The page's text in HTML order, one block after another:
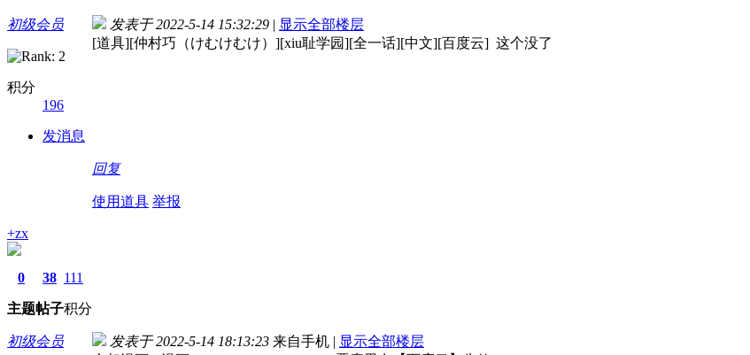
初级会员
积分
196
发消息
发表于 2022-5-14 15:32:29 | 显示全部楼层
[道具][仲村巧（けむけむけ）][xiu耻学园][全一话][中文][百度云] 这个没了
回复
使用道具 举报
+zx
0
主题
38
帖子
111
积分
初级会员 发表于 2022-5-14 18:13:23 来自手机 | 显示全部楼层